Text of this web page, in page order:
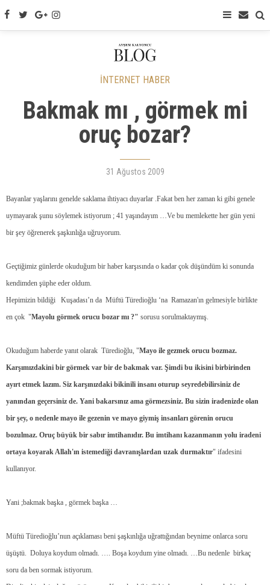
İNTERNET HABER
Bakmak mı , görmek mi
oruç bozar?
31 Ağustos 2009
Bayanlar yaşlarını genelde saklama ihtiyacı duyarlar .Fakat ben her zaman ki gibi genele
uymayarak şunu söylemek istiyorum ; 41 yaşındayım …Ve bu memlekette her gün yeni
bir şey öğrenerek şaşkınlığa uğruyorum.
Geçtiğimiz günlerde okuduğum bir haber karşısında o kadar çok düşündüm ki sonunda
kendimden şüphe eder oldum.
Hepimizin bildiği
Kuşadası’n da Müftü Türedioğlu ‘na Ramazan'ın gelmesiyle birlikte
en çok "Mayolu görmek orucu bozar mı ?" sorusu sorulmaktaymış.
Okuduğum haberde yanıt olarak Türedioğlu, "Mayo ile gezmek orucu bozmaz.
Karşımızdakini bir görmek var bir de bakmak var. Şimdi bu ikisini birbirinden
ayırt etmek lazım. Siz karşınızdaki bikinili insanı oturup seyredebilirsiniz de
yanından geçersiniz de. Yani bakarsınız ama görmezsiniz. Bu sizin iradenizde olan
bir şey, o nedenle mayo ile gezenin ve mayo giymiş insanları görenin orucu
bozulmaz. Oruç büyük bir sabır imtihanıdır. Bu imtihanı kazanmanın yolu iradeni
ortaya koyarak Allah'ın istemediği davranışlardan uzak durmaktır" ifadesini
kullanıyor.
Yani ;bakmak başka , görmek başka …
Müftü Türedioğlu’nun açıklaması beni şaşkınlığa uğrattığından beynime onlarca soru
üşüştü. Doluya koydum olmadı. …. Boşa koydum yine olmadı. …Bu nedenle birkaç
soru da ben sormak istiyorum.